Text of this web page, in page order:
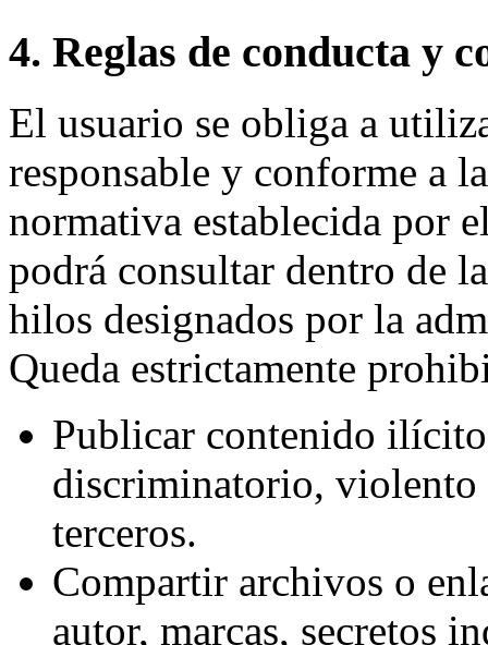
4. Reglas de conducta y
El usuario se obliga a
responsable y conforme a
normativa establecida por
podrá consultar dentro de
hilos designados por la
Queda estrictamente
Publicar contenido
discriminatorio, violento
terceros.
Compartir archivos o
autor, marcas, secretos